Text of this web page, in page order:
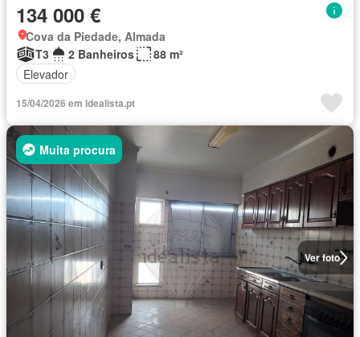
134 000 €
Cova da Piedade, Almada
T3
2 Banheiros
88 m²
Elevador
15/04/2026 em idealista.pt
Ver foto
Muita procura